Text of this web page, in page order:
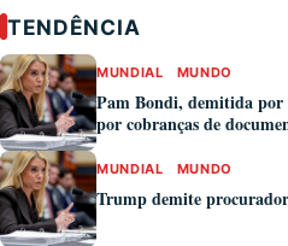
TENDÊNCIA
MUNDIAL MUNDO
Pam Bondi, demitida
por cobranças de
MUNDIAL MUNDO
Trump demite